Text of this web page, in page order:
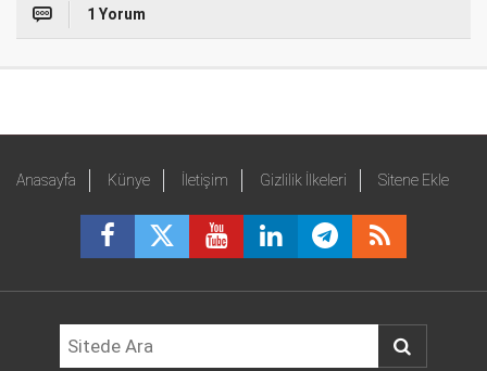
1 Yorum
Anasayfa Künye İletişim Gizlilik İlkeleri Sitene Ekle